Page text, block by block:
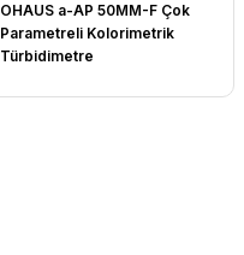
OHAUS a-AP 50MM-F Çok
Parametreli Kolorimetrik
Türbidimetre